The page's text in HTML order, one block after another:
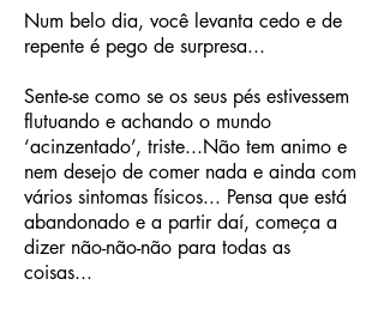
Num belo dia, você levanta cedo e de
repente é pego de surpresa...
Sente-se como se os seus pés estivessem
flutuando e achando o mundo
‘acinzentado’, triste...Não tem animo e
nem desejo de comer nada e ainda com
vários sintomas físicos... Pensa que está
abandonado e a partir daí, começa a
dizer não-não-não para todas as
coisas...